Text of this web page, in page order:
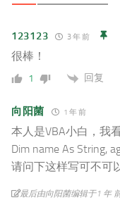
123123 3 年 前
很棒！
1 回复
向阳菌 1 年 前
本人是VBA小白，我
Dim name As String,
请问下这样写可不可
最后由向阳菌编辑于1 年